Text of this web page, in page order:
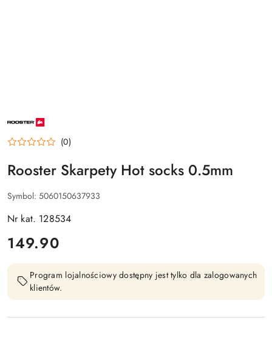
NAZWA
PRODUCENTA:
ROOSTER (0)
Rooster Skarpety Hot socks 0.5mm
Symbol: 5060150637933
Nr kat. 128534
cena:
149.90
Program lojalnościowy dostępny jest tylko dla zalogowanych
klientów.